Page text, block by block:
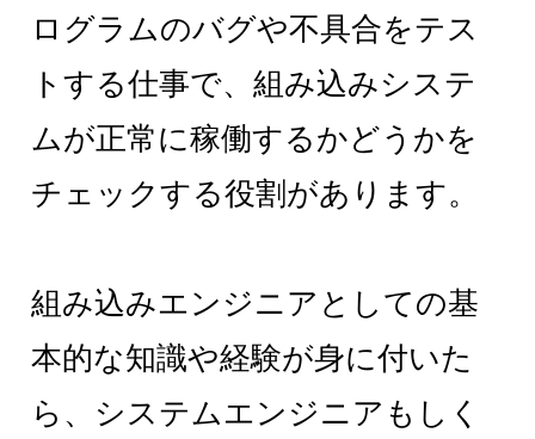
ログラムのバグや不具合をテス
トする仕事で、組み込みシステ
ムが正常に稼働するかどうかを
チェックする役割があります。
組み込みエンジニアとしての基
本的な知識や経験が身に付いた
ら、システムエンジニアもしく